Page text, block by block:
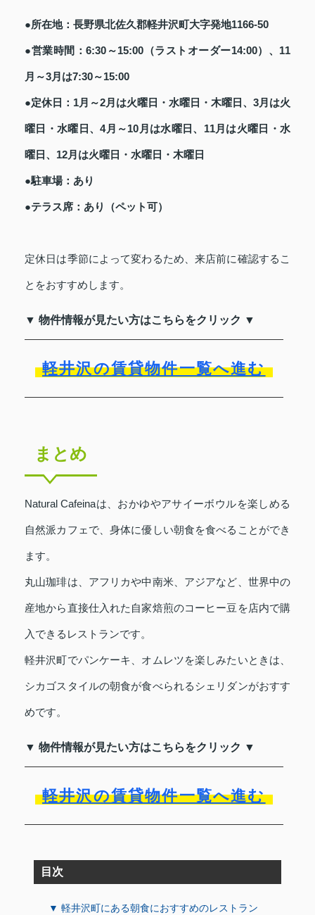
●所在地：長野県北佐久郡軽井沢町大字発地1166-50
●営業時間：6:30～15:00（ラストオーダー14:00）、11
月～3月は7:30～15:00
●定休日：1月～2月は火曜日・水曜日・木曜日、3月は火
曜日・水曜日、4月～10月は水曜日、11月は火曜日・水
曜日、12月は火曜日・水曜日・木曜日
●駐車場：あり
●テラス席：あり（ペット可）
定休日は季節によって変わるため、来店前に確認するこ
とをおすすめします。
▼ 物件情報が見たい方はこちらをクリック ▼
軽井沢の賃貸物件一覧へ進む
まとめ
Natural Cafeinaは、おかゆやアサイーボウルを楽しめる
自然派カフェで、身体に優しい朝食を食べることができ
ます。
丸山珈琲は、アフリカや中南米、アジアなど、世界中の
産地から直接仕入れた自家焙煎のコーヒー豆を店内で購
入できるレストランです。
軽井沢町でパンケーキ、オムレツを楽しみたいときは、
シカゴスタイルの朝食が食べられるシェリダンがおすす
めです。
▼ 物件情報が見たい方はこちらをクリック ▼
軽井沢の賃貸物件一覧へ進む
目次
▼ 軽井沢町にある朝食におすすめのレストラン